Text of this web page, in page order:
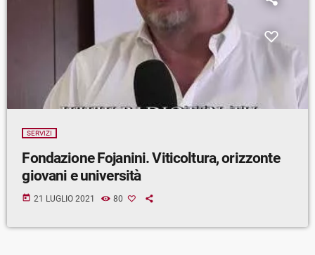
SERVIZI
Fondazione Fojanini. Viticoltura, orizzonte
giovani e università
today 21 LUGLIO 2021 80